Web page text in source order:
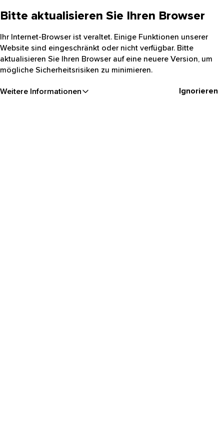
Bitte aktualisieren Sie Ihren Browser
Ihr Internet-Browser ist veraltet. Einige Funktionen unserer
Website sind eingeschränkt oder nicht verfügbar. Bitte
aktualisieren Sie Ihren Browser auf eine neuere Version, um
mögliche Sicherheitsrisiken zu minimieren.
Weitere Informationen Ignorieren